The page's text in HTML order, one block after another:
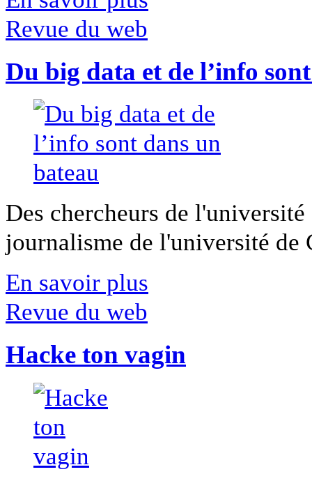
Revue du web
Du big data et de l’info
Des chercheurs de
journalisme de l'université
En savoir plus
Revue du web
Hacke ton vagin